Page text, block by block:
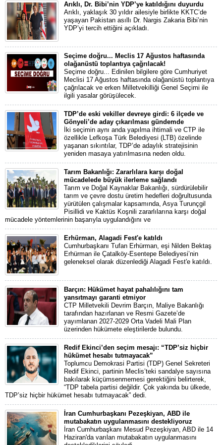
Arıklı, Dr. Bibi’nin YDP’ye katıldığını duyurdu
Arıklı, yaklaşık 30 yıldır ailesiyle birlikte KKTC’de
yaşayan Pakistan asıllı Dr. Nargis Zakaria Bibi’nin
YDP’yi tercih ettiğini açıkladı.
Seçime doğru... Meclis 17 Ağustos haftasında
olağanüstü toplantıya çağrılacak!
Seçime doğru... Edinilen bilgilere göre Cumhuriyet
Meclisi 17 Ağustos haftasında olağanüstü toplantıya
çağrılacak ve erken Milletvekilliği Genel Seçimi ile
ilgili yasalar görüşülecek.
TDP’de eski vekiller devreye girdi: 6 ilçede ve
Gönyeli’de aday çıkarılması gündemde
İki seçimin aynı anda yapılma ihtimali ve CTP ile
özellikle Lefkoşa Türk Belediyesi (LTB) özelinde
yaşanan sıkıntılar, TDP’de adaylık stratejisinin
yeniden masaya yatırılmasına neden oldu.
Tarım Bakanlığı: Zararlılara karşı doğal
mücadelede büyük ilerleme sağlandı
Tarım ve Doğal Kaynaklar Bakanlığı, sürdürülebilir
tarım ve çevre dostu üretim hedefleri doğrultusunda
yürütülen çalışmalar kapsamında, Asya Turunçgil
Pisillidi ve Kaktüs Koşnili zararlılarına karşı doğal
mücadele yöntemlerinin başarıyla uygulandığını ve
Erhürman, Alagadi Fest'e katıldı
Cumhurbaşkanı Tufan Erhürman, eşi Nilden Bektaş
Erhürman ile Çatalköy-Esentepe Belediyesi’nin
geleneksel olarak düzenlediği Alagadi Fest'e katıldı.
Barçın: Hükümet hayat pahalılığını tam
yansıtmayı garanti etmiyor
CTP Milletvekili Devrim Barçın, Maliye Bakanlığı
tarafından hazırlanan ve Resmi Gazete’de
yayımlanan 2027-2029 Orta Vadeli Mali Plan
üzerinden hükümete eleştirilerde bulundu.
Redif Ekinci’den seçim mesajı: “TDP’siz hiçbir
hükümet hesabı tutmayacak”
Toplumcu Demokrasi Partisi (TDP) Genel Sekreteri
Redif Ekinci, partinin Meclis’teki sandalye sayısına
bakılarak küçümsenmemesi gerektiğini belirterek,
“TDP tabela partisi değildir. Çok yakında bu ülkede,
TDP’siz hiçbir hükümet hesabı tutmayacak” dedi.
İran Cumhurbaşkanı Pezeşkiyan, ABD ile
mutabakatın uygulanmasını destekliyoruz
İran Cumhurbaşkanı Mesud Pezeşkiyan, ABD ile 14
Haziran'da varılan mutabakatın uygulanmasını